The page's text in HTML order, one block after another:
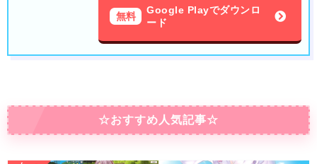
無料
Google Playでダウンロ
ード
☆おすすめ人気記事☆